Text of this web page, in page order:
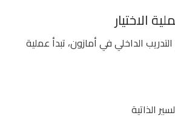
الاختيار
الداخلي في أمازون، تبدأ عملية
الذاتية